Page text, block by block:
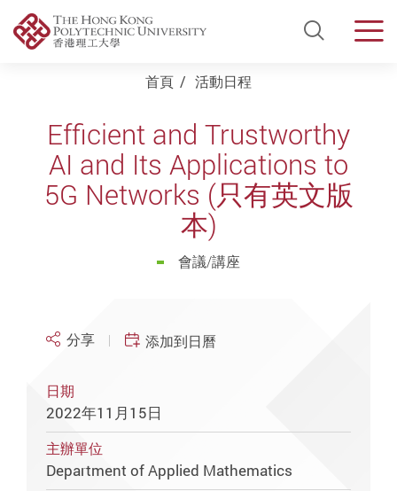
Open
首頁 活動日程
Efficient and Trustworthy
AI and Its Applications to
5G Networks (只有英文版
本)
會議/講座
分享 添加到日曆
日期
2022年11月15日
主辦單位
Department of Applied Mathematics